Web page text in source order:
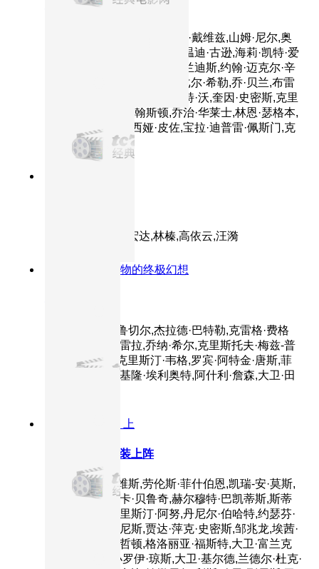
机器管家
主演：罗宾·威廉姆斯,艾伯丝·戴维兹,山姆·尼尔,奥
利弗·普莱特,绮尔斯腾·瓦伦,温迪·古逊,海莉·凯特·爱
森伯格,林兹·利瑟曼,安吉拉·兰迪斯,约翰·迈克尔·辛
吉斯,布莱德利·惠特福德,伊戈尔·希勒,乔·贝兰,布雷
特·瓦格纳,斯蒂芬·鲁特,斯科特·沃,奎因·史密斯,克里
斯蒂·科内利,杰·约翰斯顿,乔治·华莱士,林恩·瑟格本,
普雷斯·格里芬,玛西娅·皮佐,宝拉·迪普雷·佩斯门,克
拉克·德弗洛
主演：王龙基,关宏达,林榛,高依云,汪漪
对宠物的终极幻想
主演：杰伊·巴鲁切尔,杰拉德·巴特勒,克雷格·费格
森,亚美莉卡·费雷拉,乔纳·希尔,克里斯托夫·梅兹-普
莱瑟,T·J·米勒,克里斯汀·韦格,罗宾·阿特金·唐斯,菲
利普·麦格雷德,基隆·埃利奥特,阿什利·詹森,大卫·田
正片 上
黑客帝国2：重装上阵
主演：基努·里维斯,劳伦斯·菲什伯恩,凯瑞-安·莫斯,
雨果·维文,莫妮卡·贝鲁奇,赫尔穆特·巴凯蒂斯,斯蒂
夫·巴什托尼,克里斯汀·阿努,丹尼尔·伯哈特,约瑟芬·
白内斯,安迪·阿尼斯,贾达·萍克·史密斯,邹兆龙,埃茜·
戴维斯,纳许·埃哲顿,格洛丽亚·福斯特,大卫·富兰克
林,诺娜·加耶,小罗伊·琼斯,大卫·基尔德,兰德尔·杜克·